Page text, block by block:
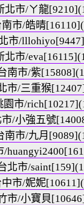
北市/ㄚ龍
南市/皓晴
市/
北市/
南市/紫
市/三重猴
園市/
/小強五號
南市/九月
/
北市/
中市/妮妮
市/小寶貝